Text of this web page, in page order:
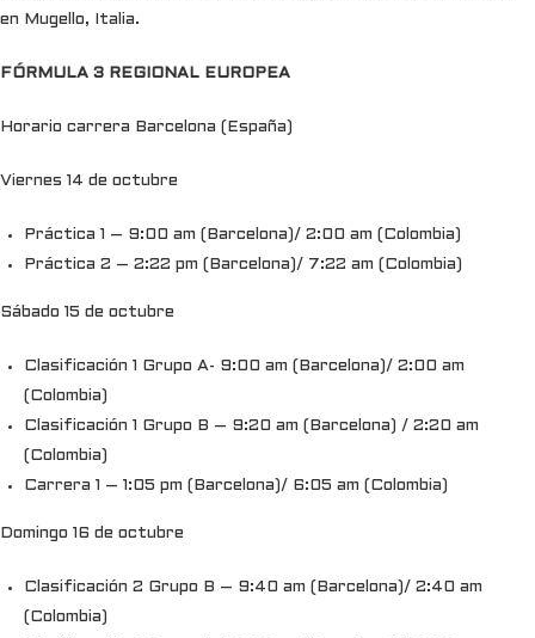
en Mugello, Italia.
FÓRMULA 3 REGIONAL EUROPEA
Horario carrera Barcelona (España)
Viernes 14 de octubre
Práctica 1 – 9:00 am (Barcelona)/ 2:00 am (Colombia)
Práctica 2 – 2:22 pm (Barcelona)/ 7:22 am (Colombia)
Sábado 15 de octubre
Clasificación 1 Grupo A- 9:00 am (Barcelona)/ 2:00 am
(Colombia)
Clasificación 1 Grupo B – 9:20 am (Barcelona) / 2:20 am
(Colombia)
Carrera 1 – 1:05 pm (Barcelona)/ 6:05 am (Colombia)
Domingo 16 de octubre
Clasificación 2 Grupo B – 9:40 am (Barcelona)/ 2:40 am
(Colombia)